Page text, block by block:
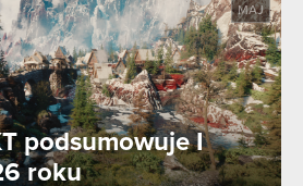
podsumowuje I
roku
MAJ